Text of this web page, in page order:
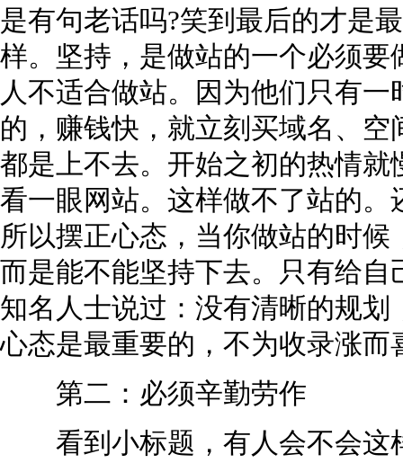
是有句老话吗?笑到最后的才是
样。坚持，是做站的一个必须
人不适合做站。因为他们只有
的，赚钱快，就立刻买域名、
都是上不去。开始之初的热情
看一眼网站。这样做不了站的
所以摆正心态，当你做站的时
而是能不能坚持下去。只有给
知名人士说过：没有清晰的规
心态是最重要的，不为收录涨而
第二：必须辛勤劳作
看到小标题，有人会不会这